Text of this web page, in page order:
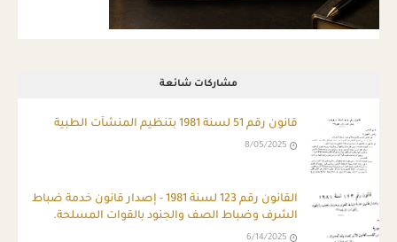
مشاركات شائعة
قانون رقم 51 لسنة 1981 بتنظيم المنشآت الطبية
8/05/2025
ِالقانون رقم 123 لسنة 1981 - إصدار قانون خدمة ضباط
الشرف وضباط الصف والجنود بالقوات المسلحة.
6/14/2025